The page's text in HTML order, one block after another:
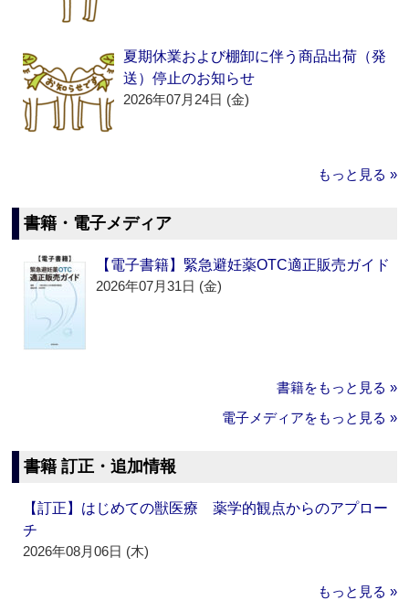
夏期休業および棚卸に伴う商品出荷（発
送）停止のお知らせ
2026年07月24日 (金)
もっと見る »
書籍・電子メディア
【電子書籍】緊急避妊薬OTC適正販売ガイド
2026年07月31日 (金)
書籍をもっと見る »
電子メディアをもっと見る »
書籍 訂正・追加情報
【訂正】はじめての獣医療 薬学的観点からのアプロー
チ
2026年08月06日 (木)
もっと見る »